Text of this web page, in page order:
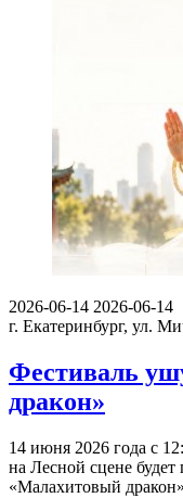
2026-06-14 2026-06-14
г. Екатеринбург, ул.
Фестиваль
дракон»
14 июня 2026 года с
на Лесной сцене
«Малахитовый